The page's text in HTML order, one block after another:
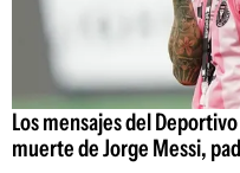
Los mensajes del
muerte de Jorge Messi,